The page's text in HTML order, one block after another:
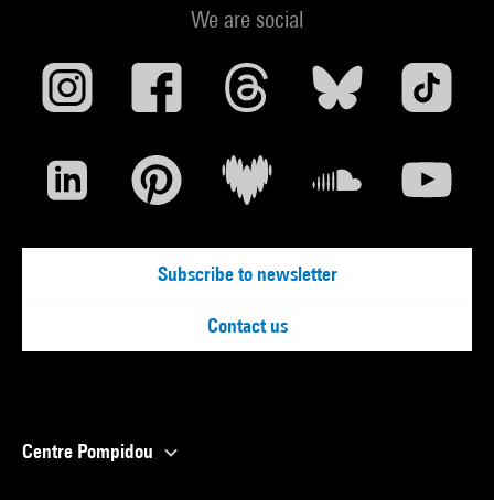
We are social
Subscribe to newsletter
Contact us
Centre Pompidou